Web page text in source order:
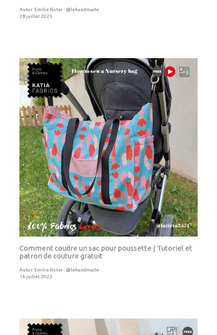
Autor: Emilie Roter · @lehandmade
28 juillet 2023
Comment coudre un sac pour poussette | Tutoriel et
patron de couture gratuit
Autor: Emilie Roter · @lehandmade
14 juillet 2023